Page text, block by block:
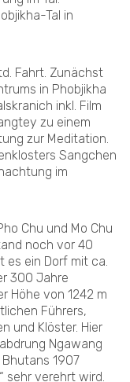
Tal in
Fahrt. Zunächst
in Phobjikha
inkl. Film
zu einem
zur Meditation.
Sangchen
im
Chu und Mo Chu
noch vor 40
es ein Dorf mit ca.
300 Jahre
Höhe von 1242 m
Führers,
und Klöster. Hier
Ngawang
1907
sehr verehrt wird.